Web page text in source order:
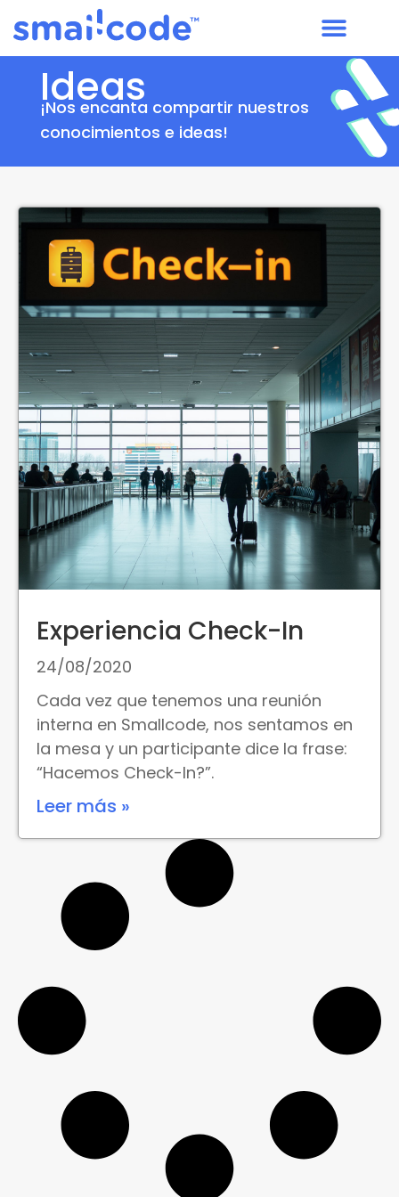
Ideas
¡Nos encanta compartir nuestros
conocimientos e ideas!
Experiencia Check-In
24/08/2020
Cada vez que tenemos una reunión
interna en Smallcode, nos sentamos en
la mesa y un participante dice la frase:
“Hacemos Check-In?”.
Leer más »